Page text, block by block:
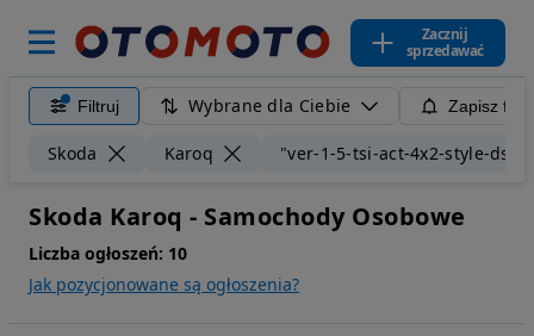
Zacznij
sprzedawać
Filtruj Wybrane dla Ciebie Zapisz
Skoda Karoq "ver-1-5-tsi-act-4x2-style-dsg"
Skoda Karoq - Samochody Osobowe
Liczba ogłoszeń: 10
Jak pozycjonowane są ogłoszenia?